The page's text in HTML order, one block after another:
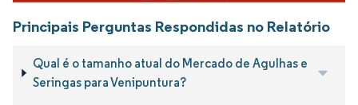
Principais Perguntas Respondidas no Relatório
Qual é o tamanho atual do Mercado de Agulhas e
Seringas para Venipuntura?